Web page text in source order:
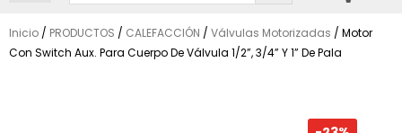
Inicio / PRODUCTOS / CALEFACCIÓN / Válvulas Motorizadas / Motor
Con Switch Aux. Para Cuerpo De Válvula 1/2”, 3/4” Y 1” De Pala